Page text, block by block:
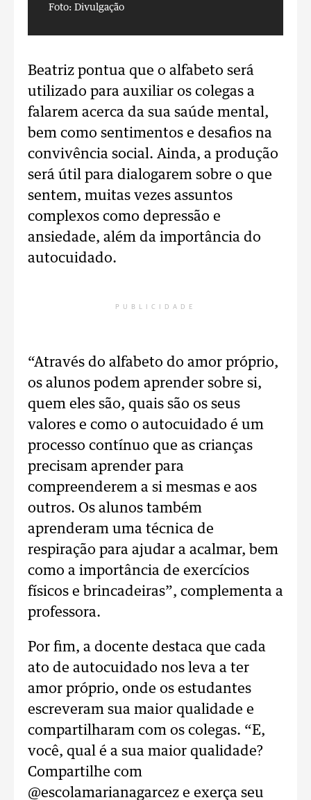
Foto: Divulgação
Beatriz pontua que o alfabeto será
utilizado para auxiliar os colegas a
falarem acerca da sua saúde mental,
bem como sentimentos e desafios na
convivência social. Ainda, a produção
será útil para dialogarem sobre o que
sentem, muitas vezes assuntos
complexos como depressão e
ansiedade, além da importância do
autocuidado.
PUBLICIDADE
“Através do alfabeto do amor próprio,
os alunos podem aprender sobre si,
quem eles são, quais são os seus
valores e como o autocuidado é um
processo contínuo que as crianças
precisam aprender para
compreenderem a si mesmas e aos
outros. Os alunos também
aprenderam uma técnica de
respiração para ajudar a acalmar, bem
como a importância de exercícios
físicos e brincadeiras”, complementa a
professora.
Por fim, a docente destaca que cada
ato de autocuidado nos leva a ter
amor próprio, onde os estudantes
escreveram sua maior qualidade e
compartilharam com os colegas. “E,
você, qual é a sua maior qualidade?
Compartilhe com
@escolamarianagarcez e exerça seu